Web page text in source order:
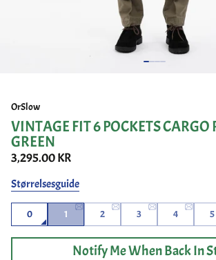
OrSlow
VINTAGE FIT 6 POCKETS
GREEN
3,295.00 KR
Størrelsesguide
0 1 2 3 4 5
Notify Me When Back In